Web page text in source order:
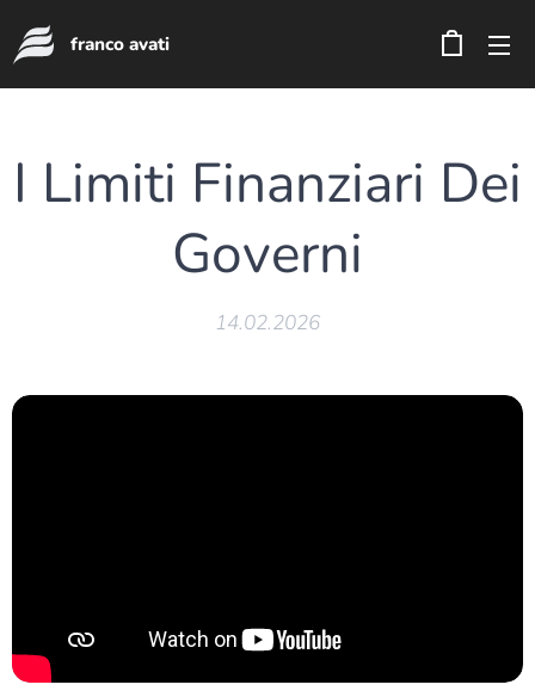
franco avati
I Limiti Finanziari Dei
Governi
14.02.2026